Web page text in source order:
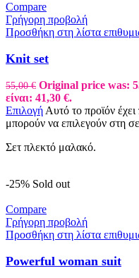
Compare
Γρήγορη προβολή
Προσθήκη στη λίστα
Knit set
55,00€ Original price was:
είναι: 41,30 €.
Επιλογή Αυτό το προϊόν
μπορούν να επιλεγούν στη
Σετ πλεκτό μαλακό.
-25% Sold out
Compare
Γρήγορη προβολή
Προσθήκη στη λίστα
Powerful woman suit